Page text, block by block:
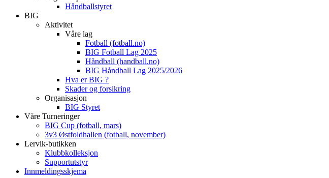
Håndballstyret
BIG
Aktivitet
Våre lag
Fotball (fotball.no)
BIG Fotball Lag 2025
Håndball (handball.no)
BIG Håndball Lag 2025/2026
Hva er BIG ?
Skader og forsikring
Organisasjon
BIG Styret
Våre Turneringer
BIG Cup (fotball, mars)
3v3 Østfoldhallen (fotball, november)
Lervik-butikken
Klubbkolleksjon
Supportutstyr
Innmeldingsskjema